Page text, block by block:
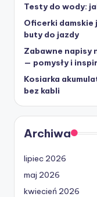
Testy do wody:
Oficerki damskie
buty do jazdy
Zabawne napisy
— pomysły i
Kosiarka
bez kabli
Archiwa
lipiec 2026
maj 2026
kwiecień 2026